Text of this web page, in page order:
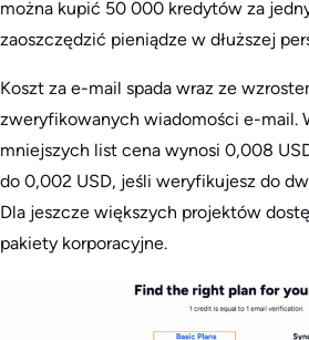
można kupić 50 000 kredytów za
zaoszczędzić pieniądze w dłuższej
Koszt za e-mail spada wraz ze
zweryfikowanych wiadomości e-mail.
mniejszych list cena wynosi 0,008
do 0,002 USD, jeśli weryfikujesz do
Dla jeszcze większych projektów
pakiety korporacyjne.